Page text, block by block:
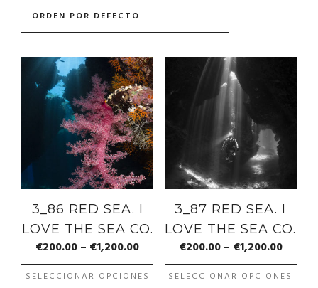
3_86 RED SEA. I
LOVE THE SEA CO.
€200.00– €1,200.00
SELECCIONAR OPCIONES
3_87 RED SEA. I
LOVE THE SEA CO.
€200.00– €1,200.00
SELECCIONAR OPCIONES